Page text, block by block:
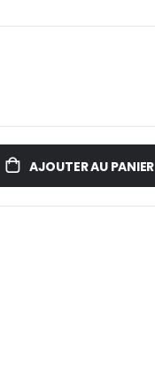
AJOUTER AU PANIER